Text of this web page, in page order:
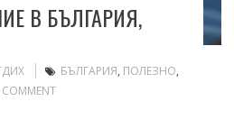
В БЪЛГАРИЯ,
БЪЛГАРИЯ, ПОЛЕЗНО,